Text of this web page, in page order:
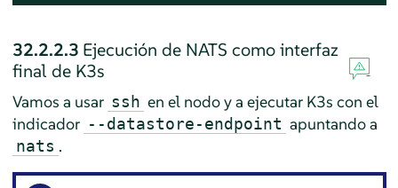
32.2.2.3 Ejecución de NATS como interfaz
final de K3s
Vamos a usar ssh en el nodo y a ejecutar K3s con el
indicador --datastore-endpoint apuntando a
nats .